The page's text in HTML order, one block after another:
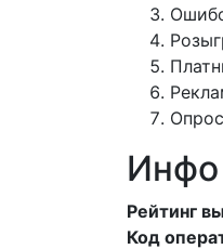
Рейтинг
Код